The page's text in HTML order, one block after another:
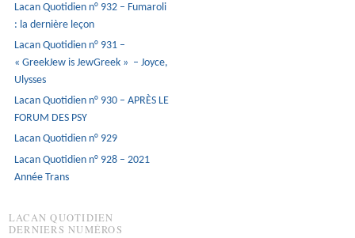
Lacan Quotidien n° 932 – Fumaroli
: la dernière leçon
Lacan Quotidien n° 931 –
« GreekJew is JewGreek » – Joyce,
Ulysses
Lacan Quotidien n° 930 – APRÈS LE
FORUM DES PSY
Lacan Quotidien n° 929
Lacan Quotidien n° 928 – 2021
Année Trans
LACAN QUOTIDIEN
DERNIERS NUMÉROS